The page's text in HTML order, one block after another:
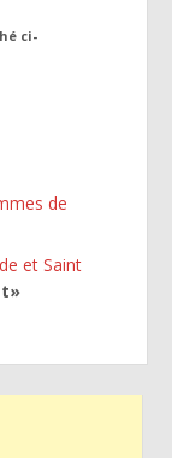
ci-
de
et Saint